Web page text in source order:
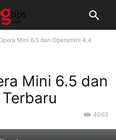
Mini 6.5 dan Operamini 4.4
Mini 6.5 dan
4063